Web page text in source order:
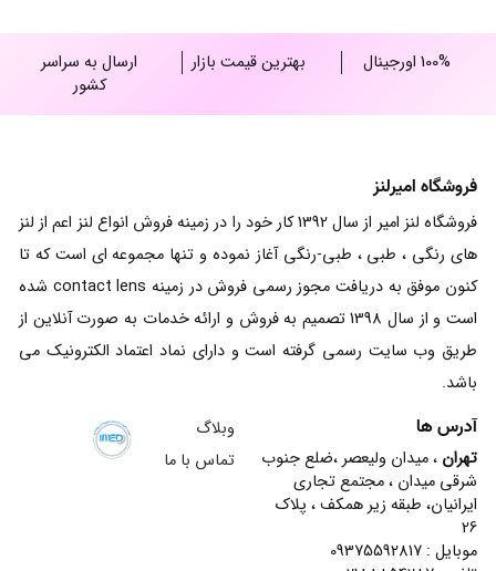
100% اورجینال بهترین قیمت بازار
ارسال به سراسر
کشور
فروشگاه امیرلنز
فروشگاه لنز امیر از سال 1392 کار خود را در زمینه فروش انواع لنز اعم از لنز
های رنگی ، طبی ، طبی-رنگی آغاز نموده و تنها مجموعه ای است که تا
کنون موفق به دریافت مجوز رسمی فروش در زمینه contact lens شده
است و از سال 1398 تصمیم به فروش و ارائه خدمات به صورت آنلاین از
طریق وب سایت رسمی گرفته است و دارای نماد اعتماد الکترونیک می
باشد.
آدرس ها
تهران ، میدان ولیعصر ،ضلع جنوب
شرقی میدان ، مجتمع تجاری
ایرانیان، طبقه زیر همکف ، پلاک
26
موبایل : 09375592817
وبلاگ
تماس با ما